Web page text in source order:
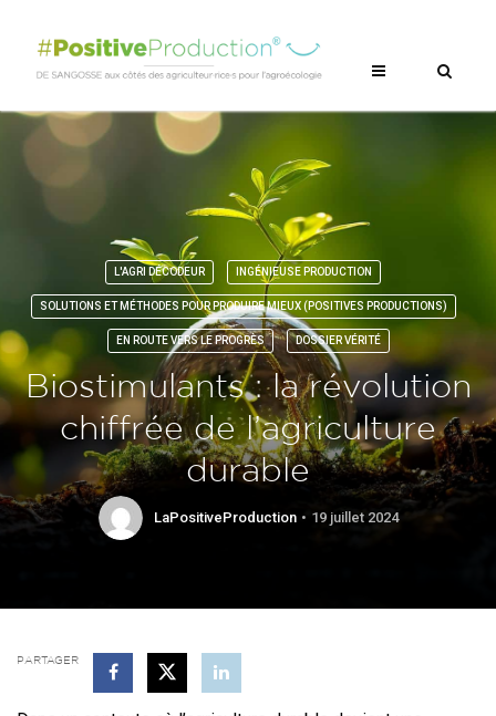
L'AGRI DÉCODEUR INGÉNIEUSE PRODUCTION
SOLUTIONS ET MÉTHODES POUR PRODUIRE MIEUX (POSITIVES PRODUCTIONS)
EN ROUTE VERS LE PROGRÈS DOSSIER VÉRITÉ
Biostimulants : la révolution
chiffrée de l’agriculture
durable
LaPositiveProduction 19 juillet 2024
PARTAGER